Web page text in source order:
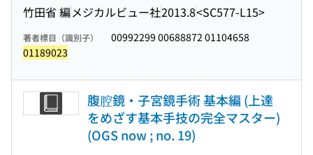
竹田省 編 メジカルビュー社2013.8<SC577-L15>
著者標目（識別子）
00992299 00688872 01104658
01189023
腹腔鏡・子宮鏡手術 基本編 (上達
をめざす基本手技の完全マスター)
(OGS now ; no. 19)